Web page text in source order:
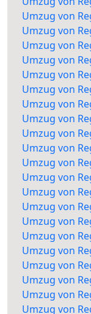
Umzug von
Umzug von
Umzug von
Umzug von
Umzug von
Umzug von
Umzug von
Umzug von
Umzug von
Umzug von
Umzug von
Umzug von
Umzug von
Umzug von
Umzug von
Umzug von
Umzug von
Umzug von
Umzug von
Umzug von
Umzug von